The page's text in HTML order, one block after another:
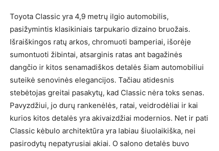
Toyota Classic yra 4,9 metrų ilgio automobilis,
pasižymintis klasikiniais tarpukario dizaino bruožais.
Išraiškingos ratų arkos, chromuoti bamperiai, išorėje
sumontuoti žibintai, atsarginis ratas ant bagažinės
dangčio ir kitos senamadiškos detalės šiam automobiliui
suteikė senovinės elegancijos. Tačiau atidesnis
stebėtojas greitai pasakytų, kad Classic nėra toks senas.
Pavyzdžiui, jo durų rankenėlės, ratai, veidrodėliai ir kai
kurios kitos detalės yra akivaizdžiai modernios. Net ir pati
Classic kėbulo architektūra yra labiau šiuolaikiška, nei
pasirodytų nepatyrusiai akiai. O salono detalės buvo